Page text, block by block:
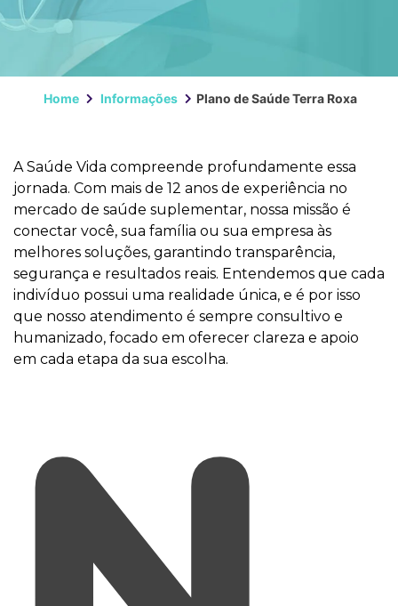
Home Informações Plano de Saúde Terra Roxa
A Saúde Vida compreende profundamente essa
jornada. Com mais de 12 anos de experiência no
mercado de saúde suplementar, nossa missão é
conectar você, sua família ou sua empresa às
melhores soluções, garantindo transparência,
segurança e resultados reais. Entendemos que cada
indivíduo possui uma realidade única, e é por isso
que nosso atendimento é sempre consultivo e
humanizado, focado em oferecer clareza e apoio
em cada etapa da sua escolha.